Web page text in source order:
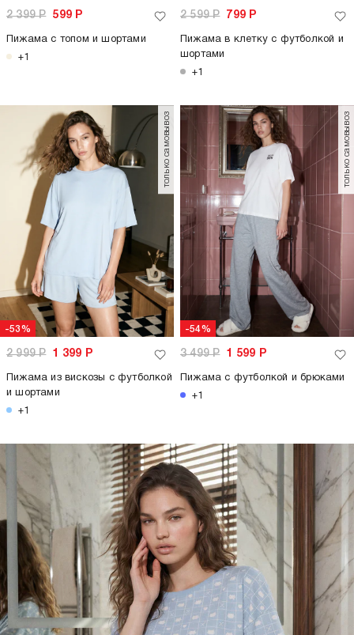
2 399Р 599 Р
Пижама с топом и шортами
+1
2 599Р 799 Р
Пижама в клетку с футболкой и
шортами
+1
-53%
только самовывоз
2 999Р 1 399 Р
Пижама из вискозы с футболкой
и шортами
+1
-54%
только самовывоз
3 499Р 1 599 Р
Пижама с футболкой и брюками
+1